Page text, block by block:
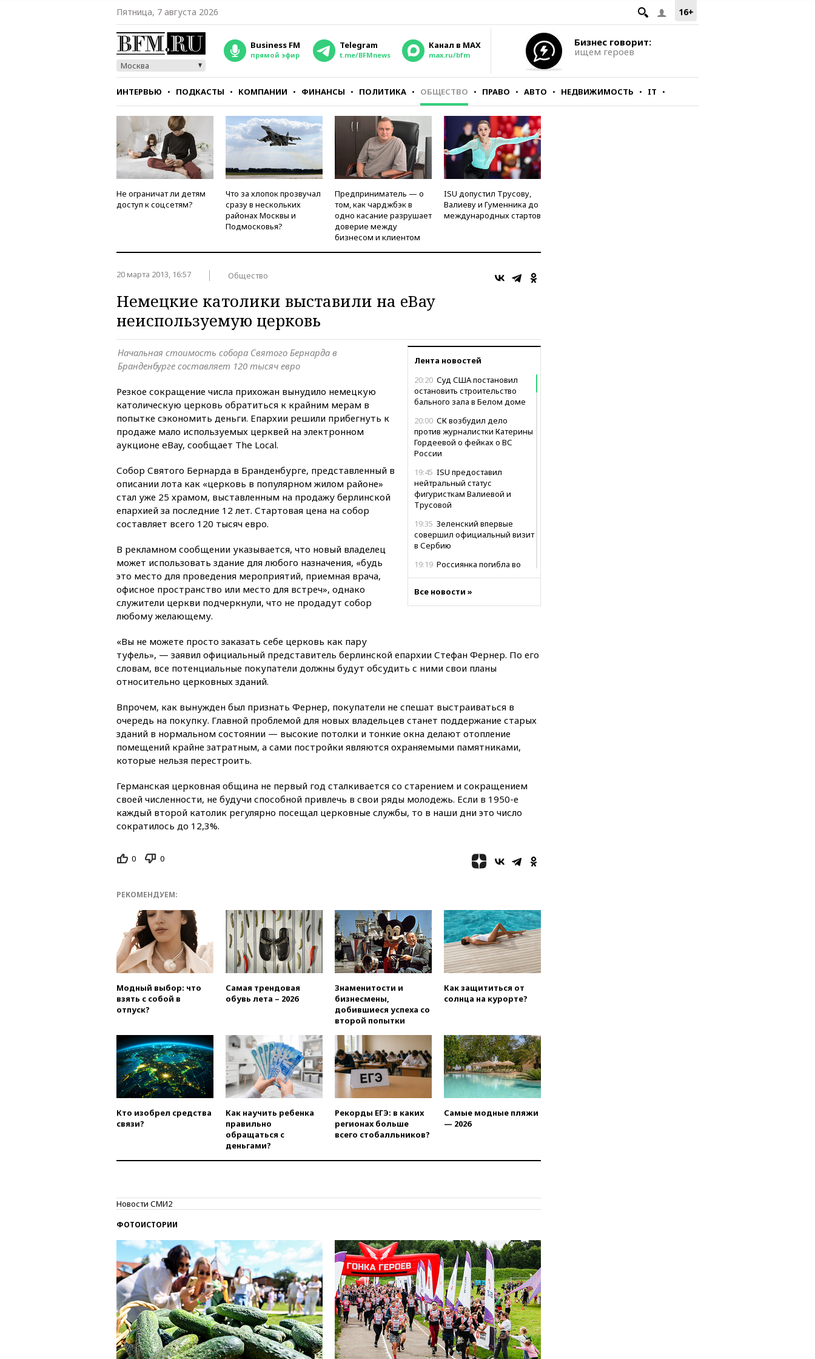
16+
Пятница, 7 августа 2026
Москва
Business FM
прямой эфир
Telegram
t.me/BFMnews
Канал в MAX
max.ru/bfm
Бизнес говорит:
ищем героев
ИНТЕРВЬЮ ПОДКАСТЫ КОМПАНИИ ФИНАНСЫ ПОЛИТИКА ОБЩЕСТВО ПРАВО АВТО НЕДВИЖИМОСТЬ IT
СТИЛЬ ТЕСТЫ
Не ограничат ли детям
доступ к соцсетям?
Что за хлопок прозвучал
сразу в нескольких
районах Москвы и
Подмосковья?
Предприниматель — о
том, как чарджбэк в
одно касание разрушает
доверие между
бизнесом и клиентом
ISU допустил Трусову,
Валиеву и Гуменника до
международных стартов
20 марта 2013, 16:57 Общество
Немецкие католики выставили на eBay
неиспользуемую церковь
Лента новостей
20:20 Суд США постановил
остановить строительство
бального зала в Белом доме
20:00 СК возбудил дело
против журналистки Катерины
Гордеевой о фейках о ВС
России
19:45 ISU предоставил
нейтральный статус
фигуристкам Валиевой и
Трусовой
19:35 Зеленский впервые
совершил официальный визит
в Сербию
19:19 Россиянка погибла во
19:00 Открытое горение на
складе в Брянске
сухогрузам в Черном море
18:47Школьники из РФ стали
Два человека погибли в
результате удара ВСУ по
многоэтажке в Керчи
18:18Товарооборот Китая и
более чем на четверть
Белгородскую область
наличие трещин
17:35
В Казани пятилетний
ребенок погиб при падении из
окна 10-го этажа
17:17
Bloomberg:
расследует серию
самоубийств своих служащих
полеты в аэропорту
Геленджика
16:50
В Братиславе загорелся
крупнейший НПЗ Slovnaft
«Яблоко» подаст иск к
Журавлеву
16:35
Крымскому мосту
АФК «Наследие» получили от
шести до 12 лет колонии
15:45 Верховный суд 10
августа рассмотрит иск о
снятии «Яблока» с выборов
15:35Четыре человека
пострадали при пожаре на
складе с красками в Брянске
Все новости »
Начальная стоимость собора Святого Бернарда в
Бранденбурге составляет 120 тысяч евро
Резкое сокращение числа прихожан вынудило немецкую
католическую церковь обратиться к крайним мерам в
попытке сэкономить деньги. Епархии решили прибегнуть к
продаже мало используемых церквей на электронном
аукционе eBay, сообщает The Local.
Собор Святого Бернарда в Бранденбурге, представленный в
описании лота как «церковь в популярном жилом районе»
стал уже 25 храмом, выставленным на продажу берлинской
епархией за последние 12 лет. Стартовая цена на собор
составляет всего 120 тысяч евро.
В рекламном сообщении указывается, что новый владелец
может использовать здание для любого назначения, «будь
это место для проведения мероприятий, приемная врача,
офисное пространство или место для встреч», однако
служители церкви подчеркнули, что не продадут собор
любому желающему.
«Вы не можете просто заказать себе церковь как пару
туфель», — заявил официальный представитель берлинской епархии Стефан Фернер. По его
словам, все потенциальные покупатели должны будут обсудить с ними свои планы
относительно церковных зданий.
Впрочем, как вынужден был признать Фернер, покупатели не спешат выстраиваться в
очередь на покупку. Главной проблемой для новых владельцев станет поддержание старых
зданий в нормальном состоянии — высокие потолки и тонкие окна делают отопление
помещений крайне затратным, а сами постройки являются охраняемыми памятниками,
которые нельзя перестроить.
Германская церковная община не первый год сталкивается со старением и сокращением
своей численности, не будучи способной привлечь в свои ряды молодежь. Если в 1950-е
каждый второй католик регулярно посещал церковные службы, то в наши дни это число
сократилось до 12,3%.
0 0
РЕКОМЕНДУЕМ:
Модный выбор: что
взять с собой в
отпуск?
Самая трендовая
обувь лета – 2026
Знаменитости и
бизнесмены,
добившиеся успеха со
второй попытки
Как защититься от
солнца на курорте?
Кто изобрел средства
связи?
Как научить ребенка
правильно
обращаться с
деньгами?
Рекорды ЕГЭ: в каких
регионах больше
всего стобалльников?
Самые модные пляжи
— 2026
Новости СМИ2
ФОТОИСТОРИИ